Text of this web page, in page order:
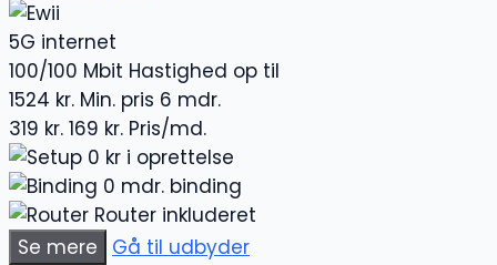
5G internet
100/100 Mbit Hastighed op til
1524 kr. Min. pris 6 mdr.
319 kr. 169 kr. Pris/md.
0 kr i oprettelse
0 mdr. binding
Router inkluderet
Se mere
Gå til udbyder